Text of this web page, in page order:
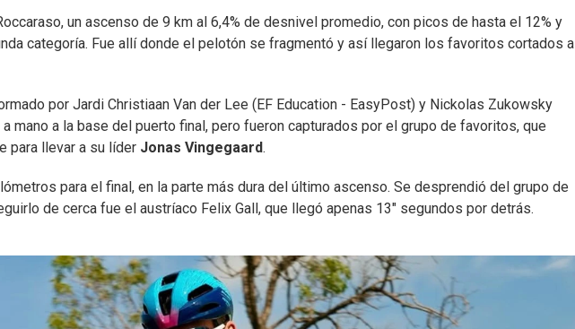
un ascenso de 9 km al 6,4% de desnivel promedio, con picos de hasta el 12% y
categoría. Fue allí donde el pelotón se fragmentó y así llegaron los favoritos cortados a
por Jardi Christiaan Van der Lee (EF Education - EasyPost) y Nickolas Zukowsky
mano a la base del puerto final, pero fueron capturados por el grupo de favoritos, que
para llevar a su líder Jonas Vingegaard.
para el final, en la parte más dura del último ascenso. Se desprendió del grupo de
de cerca fue el austríaco Felix Gall, que llegó apenas 13" segundos por detrás.